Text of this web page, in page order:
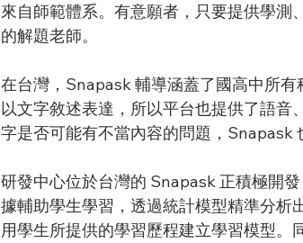
來自師範體系。有意願者，只要提供學測
的解題老師。
在台灣，Snapask 輔導涵蓋了國高中所
以文字敘述表達，所以平台也提供了語音
字是否可能有不當內容的問題，Snapask
研發中心位於台灣的 Snapask 正積極開
據輔助學生學習，透過統計模型精準分析
用學生所提供的學習歷程建立學習模型